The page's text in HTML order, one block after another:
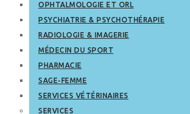
OPHTALMOLOGIE ET ORL
PSYCHIATRIE & PSYCHOTHÉRAPIE
RADIOLOGIE & IMAGERIE
MÉDECIN DU SPORT
PHARMACIE
SAGE-FEMME
SERVICES VÉTÉRINAIRES
SERVICES